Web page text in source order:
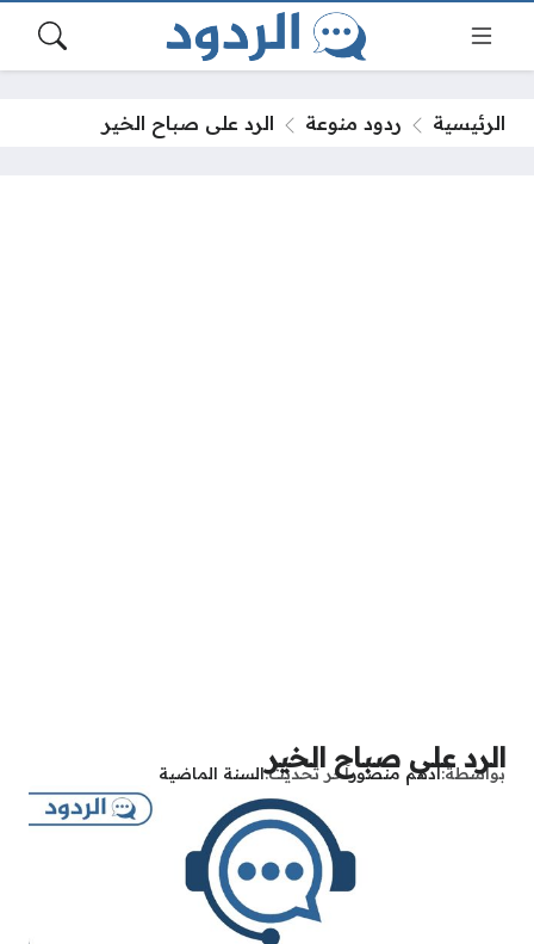
الرئيسية ردود منوعة الرد على صباح الخير
الرد على صباح الخير
بواسطةأدهم منصورآخر تحديثالسنة الماضية